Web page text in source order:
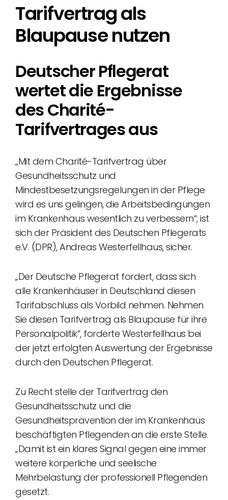
Tarifvertrag als
Blaupause nutzen
Deutscher Pflegerat
wertet die Ergebnisse
des Charité-
Tarifvertrages aus
„Mit dem Charité-Tarifvertrag über
Gesundheitsschutz und
Mindestbesetzungsregelungen in der Pflege
wird es uns gelingen, die Arbeitsbedingungen
im Krankenhaus wesentlich zu verbessern“, ist
sich der Präsident des Deutschen Pflegerats
e.V. (DPR), Andreas Westerfellhaus, sicher.
„Der Deutsche Pflegerat fordert, dass sich
alle Krankenhäuser in Deutschland diesen
Tarifabschluss als Vorbild nehmen. Nehmen
Sie diesen Tarifvertrag als Blaupause für ihre
Personalpolitik“, forderte Westerfellhaus bei
der jetzt erfolgten Auswertung der Ergebnisse
durch den Deutschen Pflegerat.
Zu Recht stelle der Tarifvertrag den
Gesundheitsschutz und die
Gesundheitsprävention der im Krankenhaus
beschäftigten Pflegenden an die erste Stelle.
„Damit ist ein klares Signal gegen eine immer
weitere körperliche und seelische
Mehrbelastung der professionell Pflegenden
gesetzt.